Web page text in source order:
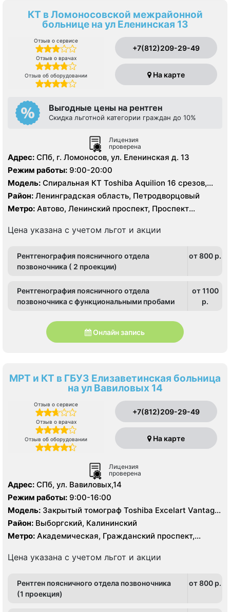
КТ в Ломоносовской межрайонной
больнице на ул Еленинская 13
Отзыв о сервисе
Отзыв о врачах
Отзыв об оборудовании
+7(812)209-29-49
На карте
Выгодные цены на рентген
Скидка льготной категории граждан до 10%
Лицензия
проверена
Адрес: СПб, г. Ломоносов, ул. Еленинская д. 13
Режим работы: 9:00-20:00
Модель: Спиральная КТ Toshiba Aquilion 16 срезов,
УЗИ, рентген
Район: Ленинградская область, Петродворцовый
Метро: Автово, Ленинский проспект, Проспект
Цена указана с учетом льгот и акции
Рентгенография поясничного отдела
позвоночника ( 2 проекции)
от 800 p.
Рентгенография поясничного отдела
позвоночника с функциональными пробами
от 1100
p.
Онлайн запись
МРТ и КТ в ГБУЗ Елизаветинская больница
на ул Вавиловых 14
Отзыв о сервисе
Отзыв о врачах
Отзыв об оборудовании
+7(812)209-29-49
На карте
Лицензия
проверена
Адрес: СПб, ул. Вавиловых,14
Режим работы: 9:00-16:00
Модель: Закрытый томограф Toshiba Excelart Vantage
Atlas X 1.5 Тесла, КТ Toshiba Aquillion 64 среза, КТ
Toshiba Aquillion 16 срезов
Район: Выборгский, Калининский
Метро: Академическая, Гражданский проспект,
Цена указана с учетом льгот и акции
Рентген поясничного отдела позвоночника
(1 проекция)
от 800 p.